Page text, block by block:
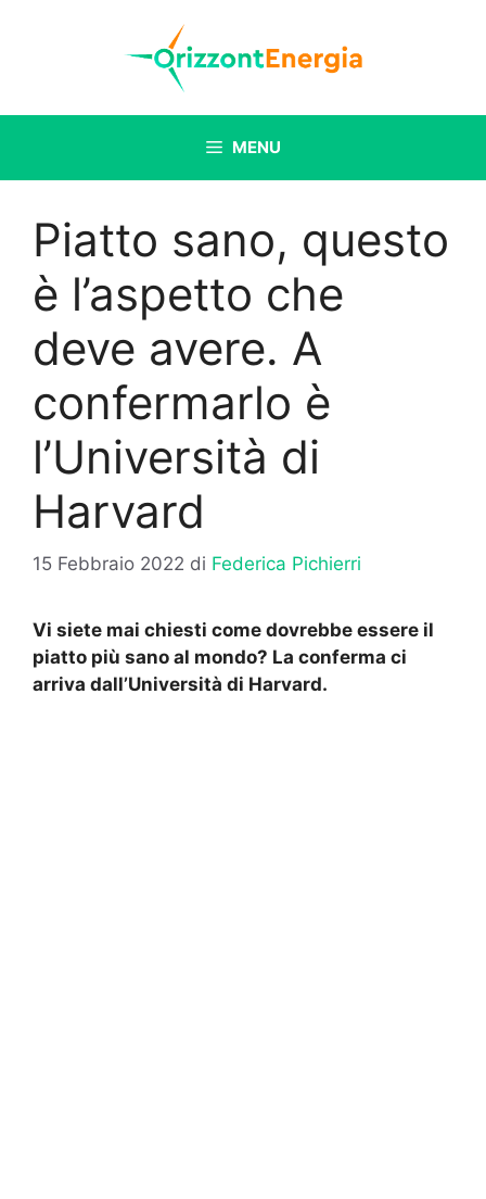
MENU
Piatto sano, questo
è l’aspetto che
deve avere. A
confermarlo è
l’Università di
Harvard
15 Febbraio 2022 di Federica Pichierri
Vi siete mai chiesti come dovrebbe essere il
piatto più sano al mondo? La conferma ci
arriva dall’Università di Harvard.